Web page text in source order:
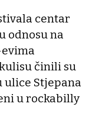
centar
odnosu na
činili su
Stjepana
u rockabilly